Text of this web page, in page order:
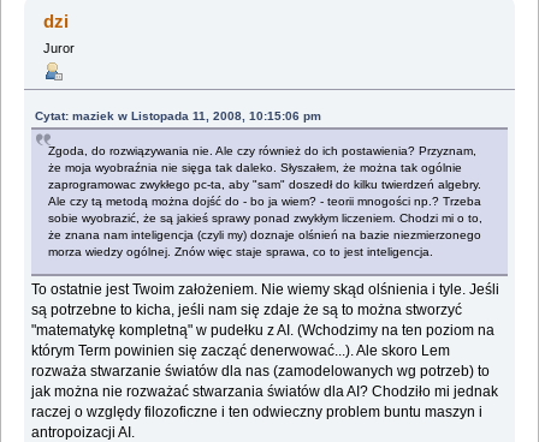
dzi
Juror
Cytat: maziek w Listopada 11, 2008, 10:15:06 pm
Zgoda, do rozwiązywania nie. Ale czy również do ich postawienia? Przyznam,
że moja wyobraźnia nie sięga tak daleko. Słyszałem, że można tak ogólnie
zaprogramowac zwykłego pc-ta, aby "sam" doszedł do kilku twierdzeń algebry.
Ale czy tą metodą można dojść do - bo ja wiem? - teorii mnogości np.? Trzeba
sobie wyobrazić, że są jakieś sprawy ponad zwykłym liczeniem. Chodzi mi o to,
że znana nam inteligencja (czyli my) doznaje olśnień na bazie niezmierzonego
morza wiedzy ogólnej. Znów więc staje sprawa, co to jest inteligencja.
To ostatnie jest Twoim założeniem. Nie wiemy skąd olśnienia i tyle. Jeśli
są potrzebne to kicha, jeśli nam się zdaje że są to można stworzyć
"matematykę kompletną" w pudełku z AI. (Wchodzimy na ten poziom na
którym Term powinien się zacząć denerwować...). Ale skoro Lem
rozważa stwarzanie światów dla nas (zamodelowanych wg potrzeb) to
jak można nie rozważać stwarzania światów dla AI? Chodziło mi jednak
raczej o względy filozoficzne i ten odwieczny problem buntu maszyn i
antropoizacji AI.